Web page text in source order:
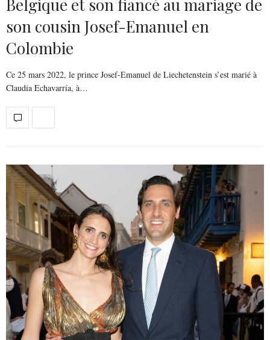
Belgique et son fiancé au mariage de
son cousin Josef-Emanuel en
Colombie
Ce 25 mars 2022, le prince Josef-Emanuel de Liechetenstein s’est marié à
Claudia Echavarría, à…